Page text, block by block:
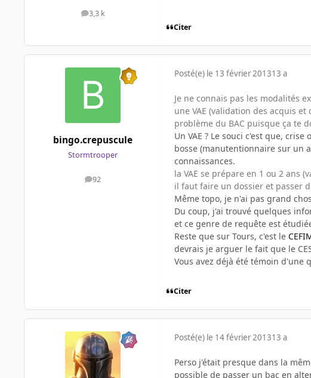
3,3 k
messages
Citer
bingo.crepuscule
Stormtrooper
92
messages
Posté(e) le 13 février 201313 a
Je ne connais pas les modalités
une VAE (validation des acquis
problème du BAC puisque ça te
Un VAE ? Le souci c'est que,
bosse (manutentionnaire sur un
connaissances.
la VAE se prépare en 1 ou 2 ans
il faut faire un dossier et passer
Même topo, je n'ai pas grand
Du coup, j'ai trouvé quelques
et ce genre de requête est
Reste que sur Tours, c'est le
devrais je arguer le fait que le
Vous avez déjà été témoin d'une
Citer
Posté(e) le 14 février 201313 a
Perso j'était presque dans la
possible de passer un bac en